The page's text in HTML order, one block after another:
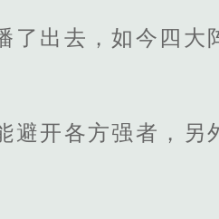
了出去，如今四大
避开各方强者，另